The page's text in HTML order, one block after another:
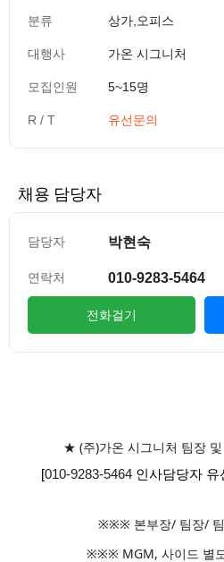
분류 상가,오피스
대행사 가온 시그니처
모집인원 5~15명
R / T 유선문의
채용 담당자
담당자 박현숙
연락처 010-9283-5464
전화걸기
★ (주)가온 시그니처 팀장
[010-9283-5464 인사담당자 유
※※※ 본부장/ 팀장/
※※※ MGM, 사이드 별